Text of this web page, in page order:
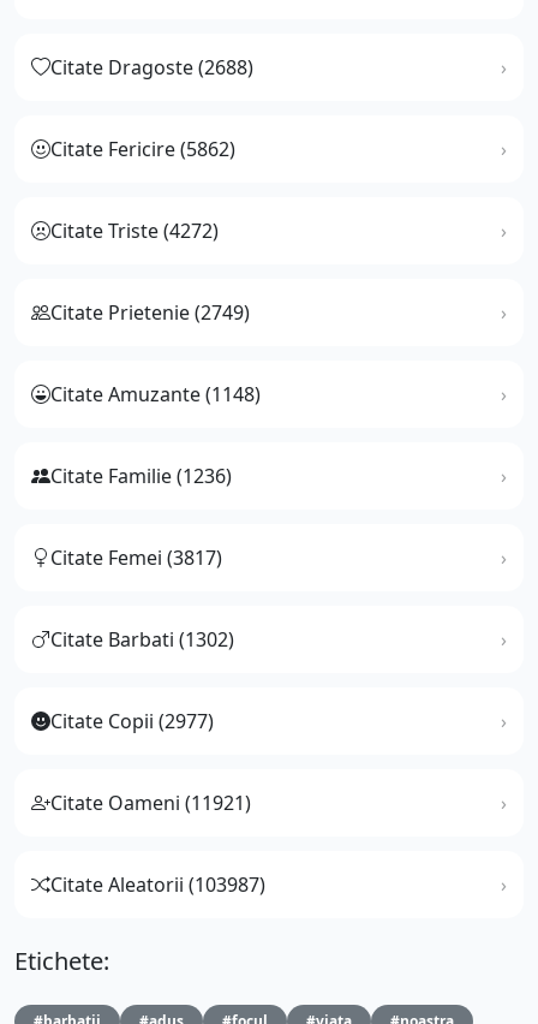
Citate Dragoste (2688)
Citate Fericire (5862)
Citate Triste (4272)
Citate Prietenie (2749)
Citate Amuzante (1148)
Citate Familie (1236)
Citate Femei (3817)
Citate Barbati (1302)
Citate Copii (2977)
Citate Oameni (11921)
Citate Aleatorii (103987)
Etichete: